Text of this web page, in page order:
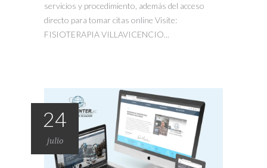
servicios y procedimiento, además del acceso
directo para tomar citas online Visite:
FISIOTERAPIA VILLAVICENCIO...
24
julio